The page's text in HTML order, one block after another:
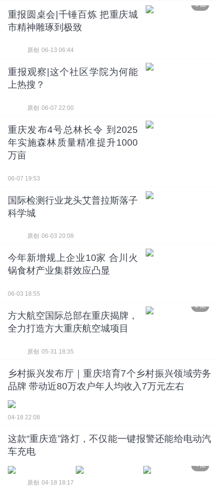
1 图
重报圆桌会|千锤百炼 把重庆城
市精神雕琢到极致
06-13 06:44
原创
重报观察|这个社区学院为何能
上热搜？
06-07 22:00
原创
重庆发布4号总林长令 到2025
年实施森林质量精准提升1000
万亩
06-07 19:53
国际检测行业龙头艾普拉斯落子
科学城
06-03 20:08
原创
今年新增规上企业10家 合川火
锅食材产业集群效应凸显
06-03 18:55
2 图
方大航空国际总部在重庆揭牌，
全力打造方大重庆航空城项目
05-31 18:35
原创
乡村振兴发布厅｜重庆培育7个乡村振兴领域劳务
品牌 带动近80万农户年人均收入7万元左右
2 图
04-18 22:08
这款“重庆造”路灯，不仅能一键报警还能给电动汽
车充电
4 图
04-18 18:17
原创